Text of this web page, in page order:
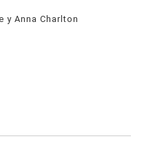
y Anna Charlton